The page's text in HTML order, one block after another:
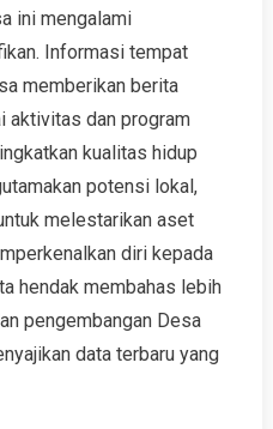
ini mengalami
Informasi tempat
memberikan berita
aktivitas dan program
kualitas hidup
potensi lokal,
melestarikan aset
diri kepada
hendak membahas lebih
pengembangan Desa
data terbaru yang